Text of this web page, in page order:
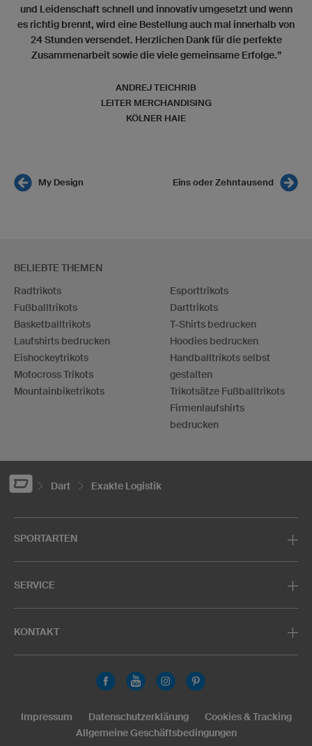
und Leidenschaft schnell und innovativ umgesetzt und wenn
es richtig brennt, wird eine Bestellung auch mal innerhalb von
24 Stunden versendet. Herzlichen Dank für die perfekte
Zusammenarbeit sowie die viele gemeinsame Erfolge.”
ANDREJ TEICHRIB
LEITER MERCHANDISING
KÖLNER HAIE
My Design Eins oder Zehntausend
BELIEBTE THEMEN
Radtrikots
Fußballtrikots
Basketballtrikots
Laufshirts bedrucken
Eishockeytrikots
Motocross Trikots
Mountainbiketrikots
Esporttrikots
Darttrikots
T-Shirts bedrucken
Hoodies bedrucken
Handballtrikots selbst
gestalten
Trikotsätze Fußballtrikots
Firmenlaufshirts
bedrucken
Dart Exakte Logistik
SPORTARTEN
SERVICE
KONTAKT
Impressum Datenschutzerklärung
Cookies & Tracking
Allgemeine Geschäftsbedingungen